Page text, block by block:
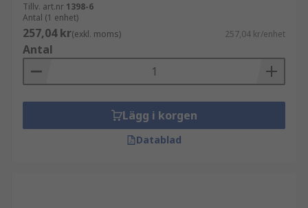
Tillv. art.nr 1398-6
Antal (1 enhet)
257,04 kr(exkl. moms) 257,04 kr/enhet
Antal
Lägg i korgen
Datablad